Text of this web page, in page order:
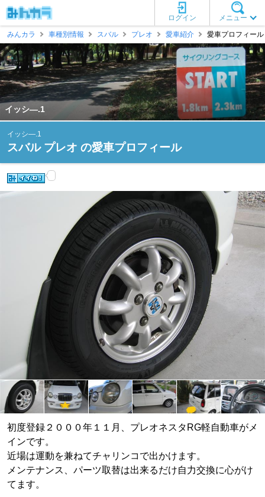
メニュー
ログイン
みんカラ
車種別情報 スバル プレオ 愛車紹介 愛車プロフィー
イッシ―.1
イッシ―.1
スバル プレオ の愛車プロフィール
初度登録２０００年１１月、プレオネスタRG軽自動車がメ
インです。
近場は運動を兼ねてチャリンコで出かけます。
メンテナンス、パーツ取替は出来るだけ自力交換に心がけ
てます。